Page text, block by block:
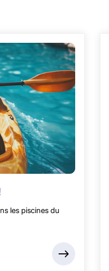
les piscines du